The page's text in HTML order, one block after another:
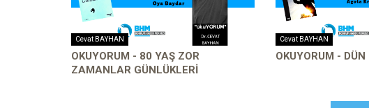
Cevat BAYHAN
OKUYORUM - 80 YAŞ ZOR
ZAMANLAR GÜNLÜKLERİ
Cevat BAYHAN
OKUYORUM - DÜN